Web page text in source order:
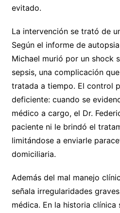
evitado.
La intervención se trató de
Según el informe de
Michael murió por un shock
sepsis, una complicación
tratada a tiempo. El control
deficiente: cuando se
médico a cargo, el Dr.
paciente ni le brindó el
limitándose a enviarle
domiciliaria.
Además del mal manejo
señala irregularidades
médica. En la historia clínica